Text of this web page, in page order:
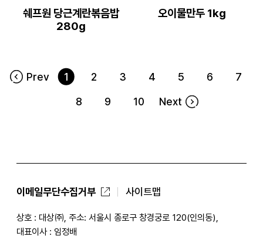
쉐프원 당근계란볶음밥
280g
오이물만두 1kg
Prev 1 2 3 4 5 6 7
8 9 10 Next
이메일무단수집거부 사이트맵
상호 : 대상㈜, 주소: 서울시 종로구 창경궁로 120(인의동),
대표이사 : 임정배